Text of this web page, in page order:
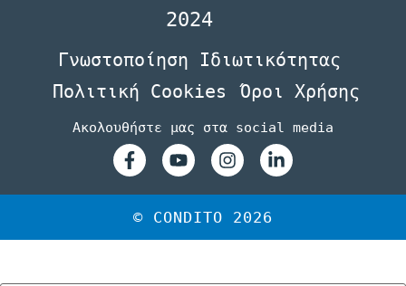
2024
Γνωστοποίηση Ιδιωτικότητας
Πολιτική Cookies
Όροι Χρήσης
Ακολουθήστε μας στα social media
© CONDITO 2026